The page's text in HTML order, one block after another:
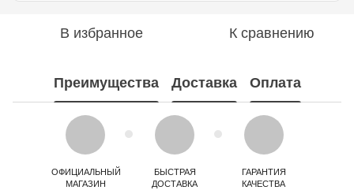
В избранное К сравнению
Преимущества Доставка Оплата
ОФИЦИАЛЬНЫЙ
МАГАЗИН
БЫСТРАЯ
ДОСТАВКА
ГАРАНТИЯ
КАЧЕСТВА